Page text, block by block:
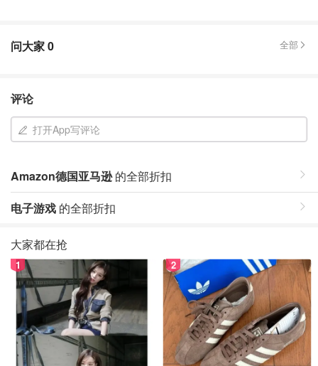
问大家0 全部
评论
打开App写评论
Amazon德国亚马逊的全部折扣
电子游戏 的全部折扣
大家都在抢
1 2